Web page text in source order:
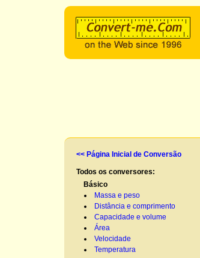
<< Página Inicial de Conversão
Todos os conversores:
Básico
Massa e peso
Distância e comprimento
Capacidade e volume
Área
Velocidade
Temperatura